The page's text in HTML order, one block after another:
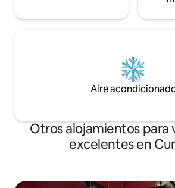
Aire
Otros alojamientos para
excelentes en